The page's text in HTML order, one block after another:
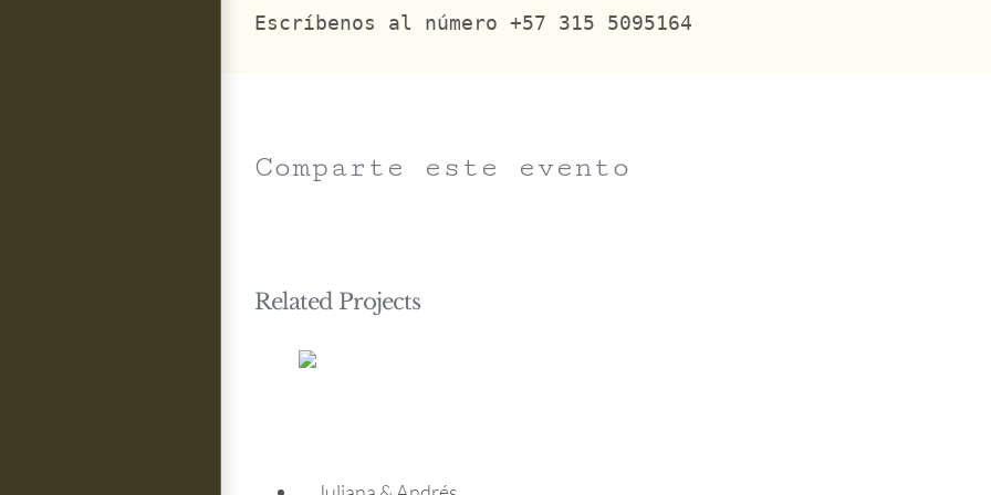
Escríbenos al número +57 315 5095164
Comparte este evento
Related Projects